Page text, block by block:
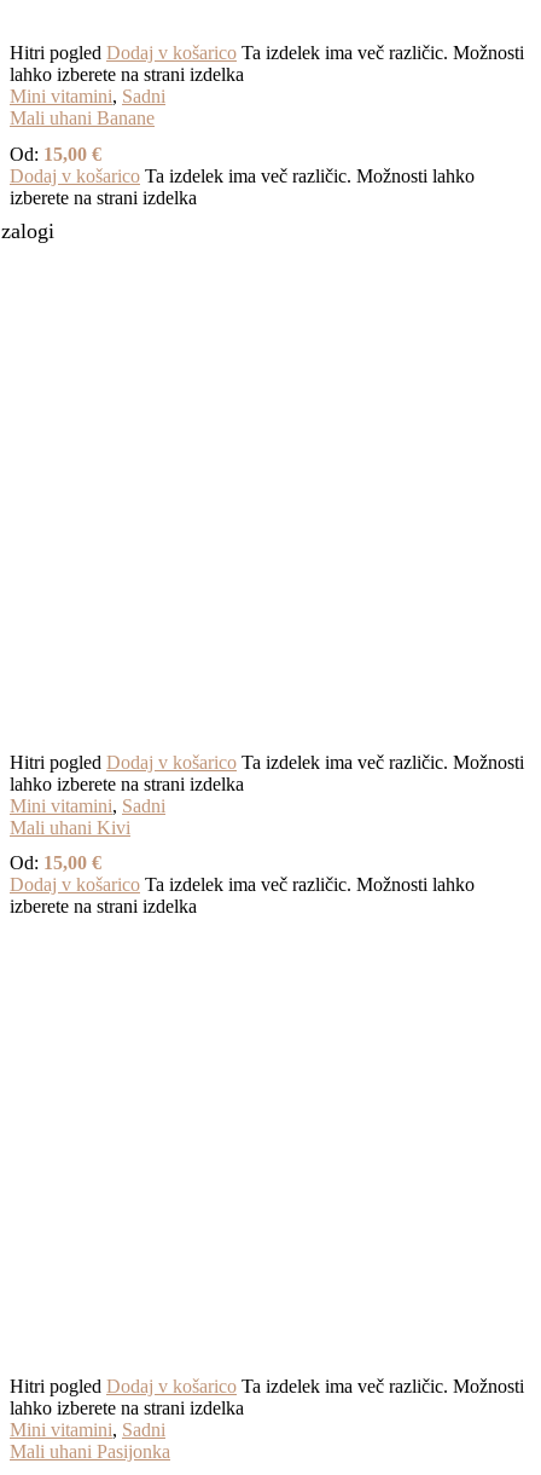
Hitri pogled Dodaj v košarico Ta izdelek ima več različic. Možnosti
lahko izberete na strani izdelka
Mini vitamini, Sadni
Mali uhani Banane
Od: 15,00 €
Dodaj v košarico Ta izdelek ima več različic. Možnosti lahko
izberete na strani izdelka
Hitri pogled Dodaj v košarico Ta izdelek ima več različic. Možnosti
lahko izberete na strani izdelka
Mini vitamini, Sadni
Mali uhani Kivi
Od: 15,00 €
Dodaj v košarico Ta izdelek ima več različic. Možnosti lahko
izberete na strani izdelka
Hitri pogled Dodaj v košarico Ta izdelek ima več različic. Možnosti
lahko izberete na strani izdelka
Mini vitamini, Sadni
Mali uhani Pasijonka